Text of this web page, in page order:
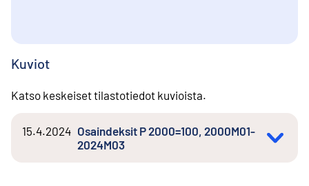
Kuviot
Katso keskeiset tilastotiedot kuvioista.
15.4.2024 Osaindeksit P 2000=100, 2000M01-
2024M03